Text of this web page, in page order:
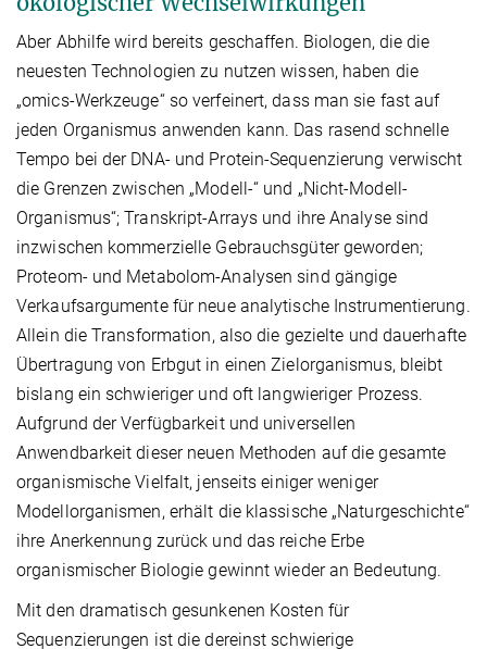
Aber Abhilfe wird bereits geschaffen. Biologen, die die
neuesten Technologien zu nutzen wissen, haben die
„omics-Werkzeuge“ so verfeinert, dass man sie fast auf
jeden Organismus anwenden kann. Das rasend schnelle
Tempo bei der DNA- und Protein-Sequenzierung verwischt
die Grenzen zwischen „Modell-“ und „Nicht-Modell-
Organismus“; Transkript-Arrays und ihre Analyse sind
inzwischen kommerzielle Gebrauchsgüter geworden;
Proteom- und Metabolom-Analysen sind gängige
Verkaufsargumente für neue analytische Instrumentierung.
Allein die Transformation, also die gezielte und dauerhafte
Übertragung von Erbgut in einen Zielorganismus, bleibt
bislang ein schwieriger und oft langwieriger Prozess.
Aufgrund der Verfügbarkeit und universellen
Anwendbarkeit dieser neuen Methoden auf die gesamte
organismische Vielfalt, jenseits einiger weniger
Modellorganismen, erhält die klassische „Naturgeschichte“
ihre Anerkennung zurück und das reiche Erbe
organismischer Biologie gewinnt wieder an Bedeutung.
Mit den dramatisch gesunkenen Kosten für
Sequenzierungen ist die dereinst schwierige